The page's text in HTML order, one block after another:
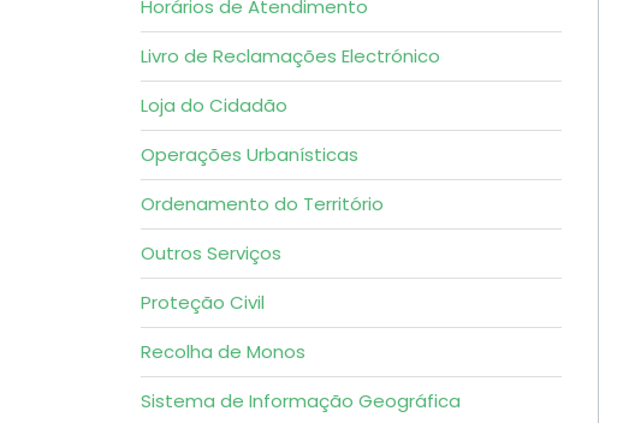
Horários de Atendimento
Livro de Reclamações Electrónico
Loja do Cidadão
Operações Urbanísticas
Ordenamento do Território
Outros Serviços
Proteção Civil
Recolha de Monos
Sistema de Informação Geográfica